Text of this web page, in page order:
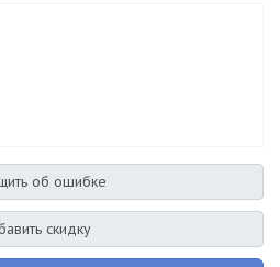
об ошибке
скидку